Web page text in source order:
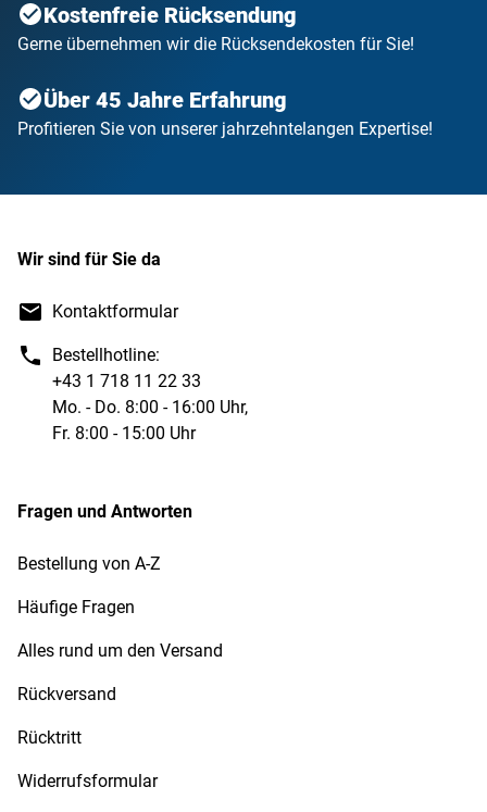
Kostenfreie Rücksendung
Gerne übernehmen wir die Rücksendekosten für Sie!
Über 45 Jahre Erfahrung
Profitieren Sie von unserer jahrzehntelangen Expertise!
Wir sind für Sie da
Kontaktformular
Bestellhotline:
+43 1 718 11 22 33
Mo. - Do. 8:00 - 16:00 Uhr,
Fr. 8:00 - 15:00 Uhr
Fragen und Antworten
Bestellung von A-Z
Häufige Fragen
Alles rund um den Versand
Rückversand
Rücktritt
Widerrufsformular